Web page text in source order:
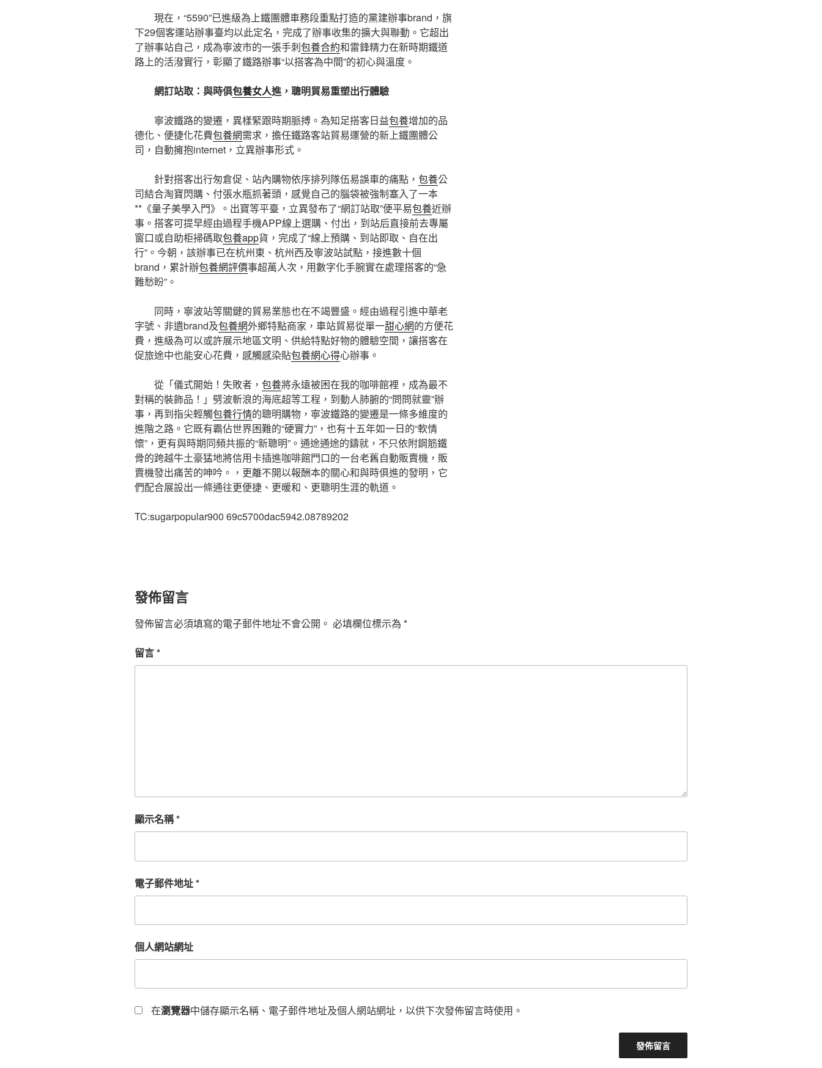
現在，“5590”已進級為上鐵團體車務段重點打造的黨建辦事brand，旗
下29個客運站辦事臺均以此定名，完成了辦事收集的擴大與聯動。它超出
了辦事站自己，成為寧波市的一張手刺包養合約和雷鋒精力在新時期鐵道
路上的活潑實行，彰顯了鐵路辦事“以搭客為中間”的初心與溫度。
網訂站取：與時俱包養女人進，聰明貿易重塑出行體驗
寧波鐵路的變遷，異樣緊跟時期脈搏。為知足搭客日益包養增加的品
德化、便捷化花費包養網需求，擔任鐵路客站貿易運營的新上鐵團體公
司，自動擁抱internet，立異辦事形式。
針對搭客出行匆倉促、站內購物依序排列隊伍易誤車的痛點， 包養公
司結合淘寶閃購、付張水瓶抓著頭，感覺自己的腦袋被強制塞入了一本
**《量子美學入門》。出寶等平臺，立異發布了“網訂站取”便平易包養近辦
事。搭客可提早經由過程手機APP線上選購、付出，到站后直接前去專屬
窗口或自助柜掃碼取包養app貨，完成了“線上預購、到站即取、自在出
行”。今朝，該辦事已在杭州東、杭州西及寧波站試點，接進數十個
brand，累計辦包養網評價事超萬人次，用數字化手腕實在處理搭客的“急
難愁盼”。
同時，寧波站等關鍵的貿易業態也在不竭豐盛。經由過程引進中華老
字號、非遺brand及包養網外鄉特點商家，車站貿易從單一甜心網的方便花
費，進級為可以或許展示地區文明、供給特點好物的體驗空間，讓搭客在
促旅途中也能安心花費，感觸感染貼包養網心得心辦事。
從「儀式開始！失敗者， 包養將永遠被困在我的咖啡館裡，成為最不
對稱的裝飾品！」劈波斬浪的海底超等工程，到動人肺腑的“問問就靈”辦
事，再到指尖輕觸包養行情的聰明購物，寧波鐵路的變遷是一條多維度的
進階之路。它既有霸佔世界困難的“硬實力”，也有十五年如一日的“軟情
懷”，更有與時期同頻共振的“新聰明”。通途通途的鑄就，不只依附鋼筋鐵
骨的跨越牛土豪猛地將信用卡插進咖啡館門口的一台老舊自動販賣機，販
賣機發出痛苦的呻吟。，更離不開以報酬本的關心和與時俱進的發明，它
們配合展設出一條通往更便捷、更暖和、更聰明生涯的軌道。
TC:sugarpopular900 69c5700dac5942.08789202
發佈留言
發佈留言必須填寫的電子郵件地址不會公開。 必填欄位標示為 *
留言*
顯示名稱*
電子郵件地址*
個人網站網址
在瀏覽器中儲存顯示名稱、電子郵件地址及個人網站網址，以供下次發佈留言時使用。